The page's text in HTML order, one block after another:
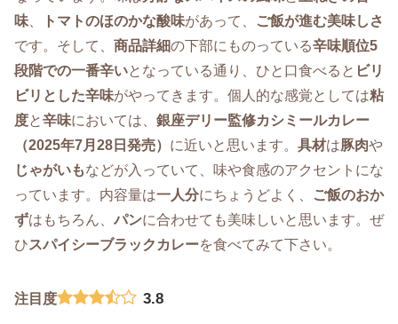
味
トマトのほのかな酸味があって、
ご飯が進む美味しさ
です。そして、 商品詳細の下部にものっている辛味順位5
段階での一番辛いとなっている通り、ひと口食べると ビリ
ビリとした辛味がやってきます。個人的な感覚としては粘
度と辛味においては、 銀座デリー監修カシミールカレー
（2025年7月28日発売） に近いと思います。 具材は豚肉や
じゃがいもなどが入っていて、味や食感のアクセントにな
っています。内容量は一人分にちょうどよく、
ご飯のおか
ずはもちろん、 パンに合わせても美味しいと思います。ぜ
ひスパイシーブラックカレーを食べてみて下さい。
注目度 3.8